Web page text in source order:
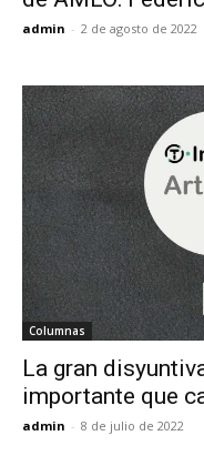
admin - 2 de agosto de 2022
Columnas
La gran
importante que
admin - 8 de julio de 2022